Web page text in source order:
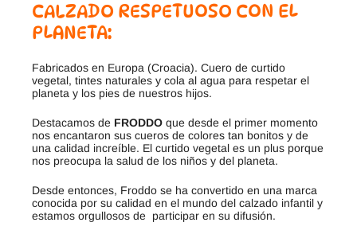
CALZADO RESPETUOSO CON EL
PLANETA:
Fabricados en Europa (Croacia). Cuero de curtido
vegetal, tintes naturales y cola al agua para respetar el
planeta y los pies de nuestros hijos.
Destacamos de FRODDO que desde el primer momento
nos encantaron sus cueros de colores tan bonitos y de
una calidad increíble. El curtido vegetal es un plus porque
nos preocupa la salud de los niños y del planeta.
Desde entonces, Froddo se ha convertido en una marca
conocida por su calidad en el mundo del calzado infantil y
estamos orgullosos de participar en su difusión.